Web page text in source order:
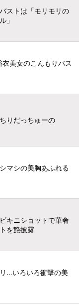
ストは「モリモリの
」
美女のこんもりバス
りだっちゅーの
マシの美胸あふれる
キニショットで華奢
を艶披露
…いろいろ衝撃の美